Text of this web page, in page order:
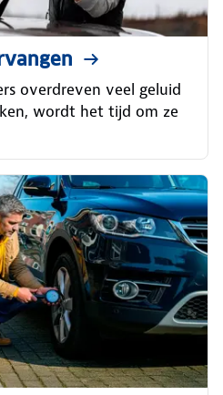
overdreven veel geluid
wordt het tijd om ze